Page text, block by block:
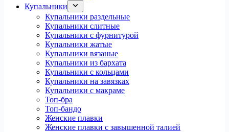
Купальники
Купальники раздельные
Купальники слитные
Купальники с фурнитурой
Купальники жатые
Купальники вязаные
Купальники из бархата
Купальники с кольцами
Купальники на завязках
Купальники с макраме
Топ-бра
Топ-бандо
Женские плавки
Женские плавки с завышенной талией